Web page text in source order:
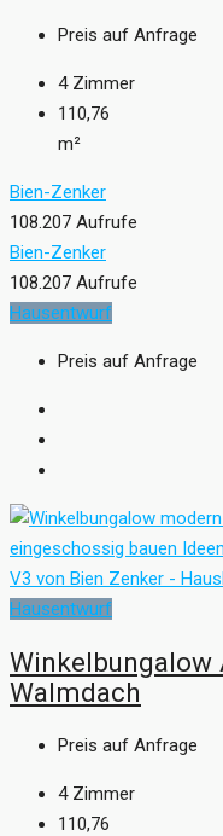
Preis auf Anfrage
4 Zimmer
110,76
m²
Bien-Zenker
108.207 Aufrufe
Bien-Zenker
108.207 Aufrufe
Hausentwurf
Preis auf Anfrage
Hausentwurf
Winkelbungalow
Walmdach
Preis auf Anfrage
4 Zimmer
110,76